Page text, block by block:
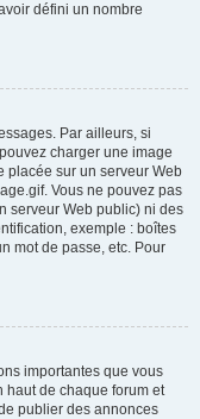
défini un nombre
Par ailleurs, si
charger une image
placée sur un serveur Web
Vous ne pouvez pas
serveur Web public) ni des
exemple : boîtes
mot de passe, etc. Pour
importantes que vous
haut de chaque forum et
publier des annonces